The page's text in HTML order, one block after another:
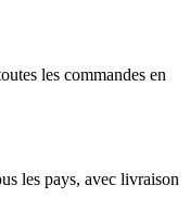
les commandes en
les pays, avec livraison